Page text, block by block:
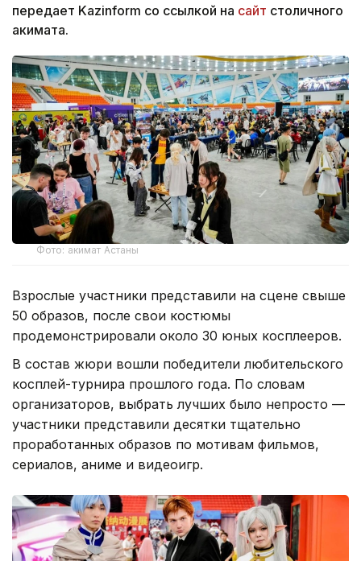
передает Kazinform со ссылкой на сайт столичного
акимата.
Фото: акимат Астаны
Взрослые участники представили на сцене свыше
50 образов, после свои костюмы
продемонстрировали около 30 юных косплееров.
В состав жюри вошли победители любительского
косплей-турнира прошлого года. По словам
организаторов, выбрать лучших было непросто —
участники представили десятки тщательно
проработанных образов по мотивам фильмов,
сериалов, аниме и видеоигр.